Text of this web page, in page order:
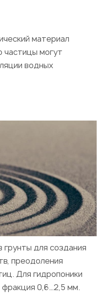
материал
частицы могут
водных
для создания
преодоления
Для гидропоники
0,6…2,5 мм.